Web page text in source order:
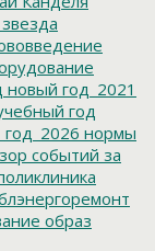
новый год_2021
год
нормы
событий за
образ